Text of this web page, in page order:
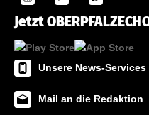
Jetzt
Unsere News-
Mail an die Redaktion